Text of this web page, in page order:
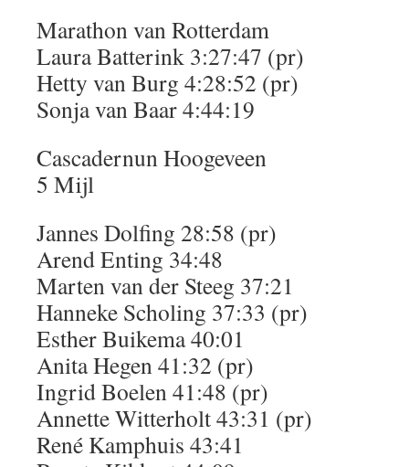
Marathon van Rotterdam
Laura Batterink 3:27:47 (pr)
Hetty van Burg 4:28:52 (pr)
Sonja van Baar 4:44:19
Cascadernun Hoogeveen
5 Mijl
Jannes Dolfing 28:58 (pr)
Arend Enting 34:48
Marten van der Steeg 37:21
Hanneke Scholing 37:33 (pr)
Esther Buikema 40:01
Anita Hegen 41:32 (pr)
Ingrid Boelen 41:48 (pr)
Annette Witterholt 43:31 (pr)
René Kamphuis 43:41